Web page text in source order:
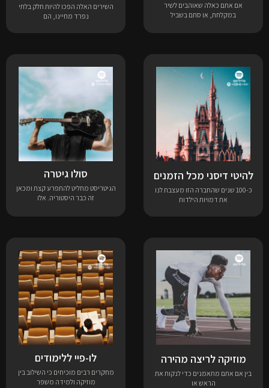
אם אתם כאלה שאוהבים לשיר
במקלחת, או סתם בשביל
השירים האלה הפכו להיות חלק בלתי
נפרד מחיינו, הם
להיטי דיסני מכל הזמנים
כ-100 שנים שהחברה הזו מעצבת לנו
את דמויות הילדות
סולו גיטרה
הגיטריסט מחליט להתפרע קצת ומכאן
זה כבר היסטוריה. אלו
מוזיקה לריצה מהירה
בין אם אתם מתאמנים כדי לנקות את
הראש או
לו-פיי ללימודים
מחקרים רבים מוכיחים כי השילוב בין
מוזיקה ולמידה משפר